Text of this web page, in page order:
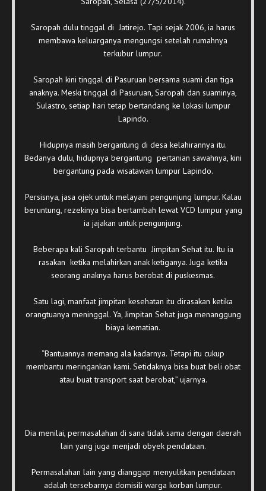
Saropah dulu tinggal di Jatirejo. Tapi sejak 2006, ia harus
membawa keluarganya mengungsi setelah rumahnya
terkubur lumpur.
Saropah kini tinggal di Pasuruan bersama suami dan tiga
anaknya. Meski tinggal di Pasuruan, Saropah dan suaminya,
Sulastro, setiap hari tetap bertandang ke lokasi lumpur
Lapindo.
Hidupnya masih bergantung di desa kelahirannya itu.
Bedanya dulu, hidupnya bergantung pertanian sawahnya, kini
bergantung pada wisatawan lumpur Lapindo.
Persisnya, jasa ojek untuk melayani pengunjung lumpur. Kalau
beruntung, rezekinya bisa bertambah lewat VCD lumpur yang
ia jajakan untuk pengunjung.
Beberapa kali Saropah terbantu Jimpitan Sehat itu. Itu ia
rasakan ketika melahirkan anak ketiganya. Juga ketika
seorang anaknya harus berobat di puskesmas.
Satu lagi, manfaat jimpitan kesehatan itu dirasakan ketika
orangtuanya meninggal. Ya, Jimpitan Sehat juga menanggung
biaya kematian.
“Bantuannya memang ala kadarnya. Tetapi itu cukup
membantu meringankan kami. Setidaknya bisa buat beli obat
atau buat transport saat berobat,” ujarnya.
Dia menilai, permasalahan di sana tidak sama dengan daerah
lain yang juga menjadi obyek pendataan.
Permasalahan lain yang dianggap menyulitkan pendataan
adalah tersebarnya domisili warga korban lumpur.